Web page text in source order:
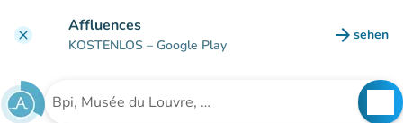
clear Affluences
KOSTENLOS – Google Play arrow_forward sehen
(new
Suche nach einer Einrichtung